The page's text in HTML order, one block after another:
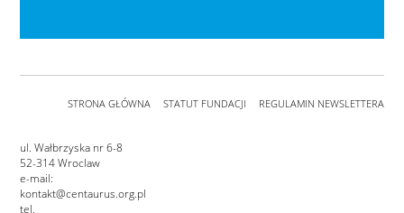
ul. Wałbrzyska nr 6-8
52-314 Wroclaw
e-mail:
kontakt@centaurus.org.pl
tel.
STRONA GŁÓWNA STATUT FUNDACJI REGULAMIN NEWSLETTERA